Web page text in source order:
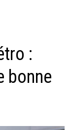
:
bonne